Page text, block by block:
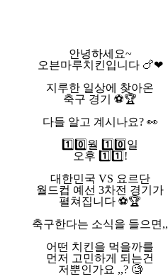
안녕하세요~
오븐마루치킨입니다 🍗❤
지루한 일상에 찾아온
축구 경기 ⚽🏆
다들 알고 계시나요? 👀
1️⃣0️⃣월 1️⃣0️⃣일
오후 1️⃣1️⃣!
대한민국 VS 요르단
월드컵 예선 3차전 경기가
펼쳐집니다 ⚽🏆
축구한다는 소식을 들으면,,
어떤 치킨을 먹을까를
먼저 고민하게 되는건
저뿐인가요 ,,? 🧐